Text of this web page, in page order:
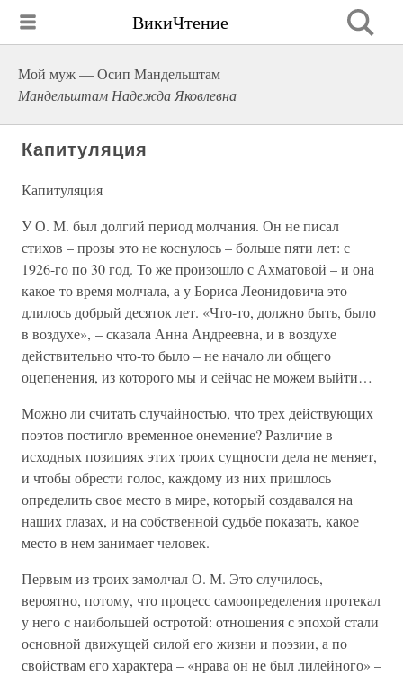
ВикиЧтение
Мой муж — Осип Мандельштам
Мандельштам Надежда Яковлевна
Капитуляция
Капитуляция
У О. М. был долгий период молчания. Он не писал
стихов – прозы это не коснулось – больше пяти лет: с
1926-го по 30 год. То же произошло с Ахматовой – и она
какое-то время молчала, а у Бориса Леонидовича это
длилось добрый десяток лет. «Что-то, должно быть, было
в воздухе», – сказала Анна Андреевна, и в воздухе
действительно что-то было – не начало ли общего
оцепенения, из которого мы и сейчас не можем выйти…
Можно ли считать случайностью, что трех действующих
поэтов постигло временное онемение? Различие в
исходных позициях этих троих сущности дела не меняет,
и чтобы обрести голос, каждому из них пришлось
определить свое место в мире, который создавался на
наших глазах, и на собственной судьбе показать, какое
место в нем занимает человек.
Первым из троих замолчал О. М. Это случилось,
вероятно, потому, что процесс самоопределения протекал
у него с наибольшей остротой: отношения с эпохой стали
основной движущей силой его жизни и поэзии, а по
свойствам его характера – «нрава он не был лилейного» –